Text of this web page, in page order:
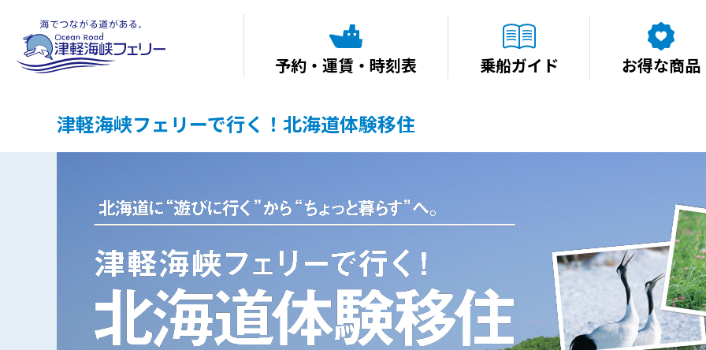
予約・運賃・時刻表 乗船ガイド お得な商品
津軽海峡フェリーで行く！北海道体験移住